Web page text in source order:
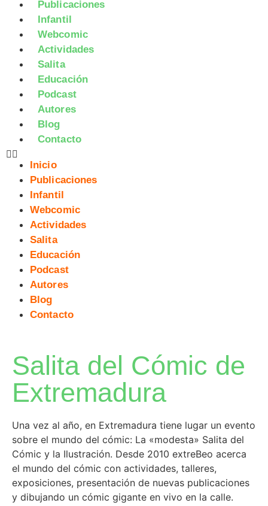
Publicaciones
Infantil
Webcomic
Actividades
Salita
Educación
Podcast
Autores
Blog
Contacto
Inicio
Publicaciones
Infantil
Webcomic
Actividades
Salita
Educación
Podcast
Autores
Blog
Contacto
Salita del Cómic de
Extremadura
Una vez al año, en Extremadura tiene lugar un evento
sobre el mundo del cómic: La «modesta» Salita del
Cómic y la Ilustración. Desde 2010 extreBeo acerca
el mundo del cómic con actividades, talleres,
exposiciones, presentación de nuevas publicaciones
y dibujando un cómic gigante en vivo en la calle.